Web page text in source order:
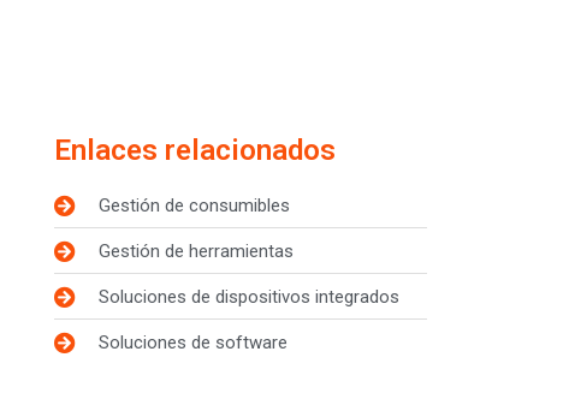
Enlaces relacionados
Gestión de consumibles
Gestión de herramientas
Soluciones de dispositivos integrados
Soluciones de software